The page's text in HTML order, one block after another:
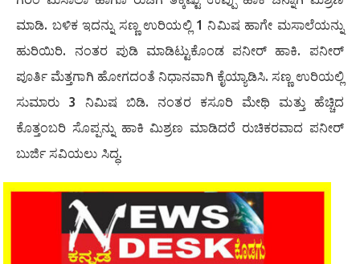
ಮಾಡಿ. ಬಳಿಕ ಇದನ್ನು ಸಣ್ಣ ಉರಿಯಲ್ಲಿ 1 ನಿಮಿಷ ಹಾಗೇ ಮಸಾಲೆಯನ್ನು
ಹುರಿಯಿರಿ. ನಂತರ ಪುಡಿ ಮಾಡಿಟ್ಟುಕೊಂಡ ಪನೀರ್ ಹಾಕಿ. ಪನೀರ್
ಪೂರ್ತಿ ಮೆತ್ತಗಾಗಿ ಹೋಗದಂತೆ ನಿಧಾನವಾಗಿ ಕೈಯ್ಯಾಡಿಸಿ. ಸಣ್ಣ ಉರಿಯಲ್ಲಿ
ಸುಮಾರು 3 ನಿಮಿಷ ಬಿಡಿ. ನಂತರ ಕಸೂರಿ ಮೇಥಿ ಮತ್ತು ಹೆಚ್ಚಿದ
ಕೊತ್ತಂಬರಿ ಸೊಪ್ಪನ್ನು ಹಾಕಿ ಮಿಶ್ರಣ ಮಾಡಿದರೆ ರುಚಿಕರವಾದ ಪನೀರ್
ಬುರ್ಜಿ ಸವಿಯಲು ಸಿದ್ಧ.